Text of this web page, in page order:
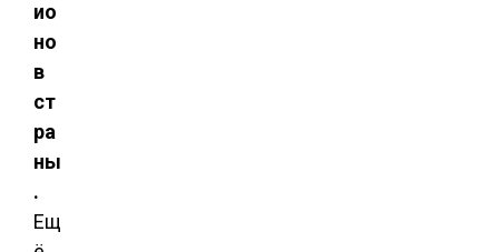
ио
но
в
ст
ра
ны
.
Ещ